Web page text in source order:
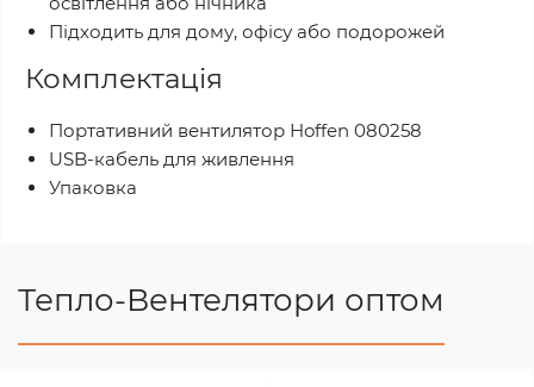
Підходить для дому, офісу або подорожей
Комплектація
Портативний вентилятор Hoffen 080258
USB-кабель для живлення
Упаковка
Тепло-Вентелятори оптом